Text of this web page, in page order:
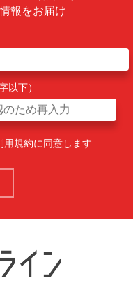
報をお届け
以下）
用規約に同意します